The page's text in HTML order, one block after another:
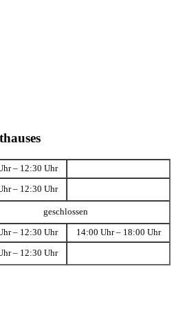
– 12:30 Uhr
– 12:30 Uhr
geschlossen
– 12:30 Uhr 14:00 Uhr – 18:00 Uhr
– 12:30 Uhr